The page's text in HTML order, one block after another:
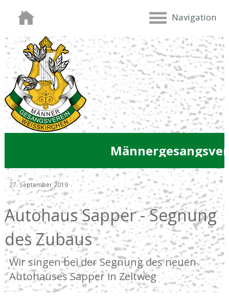
Navigation
27. September 2019
Autohaus Sapper - Segnung
des Zubaus
Wir singen bei der Segnung des neuen
Autohauses Sapper in Zeltweg